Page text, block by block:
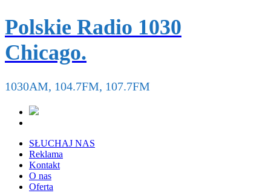
Polskie Radio 1030
Chicago.
1030AM, 104.7FM, 107.7FM
SŁUCHAJ NAS
Reklama
Kontakt
O nas
Oferta